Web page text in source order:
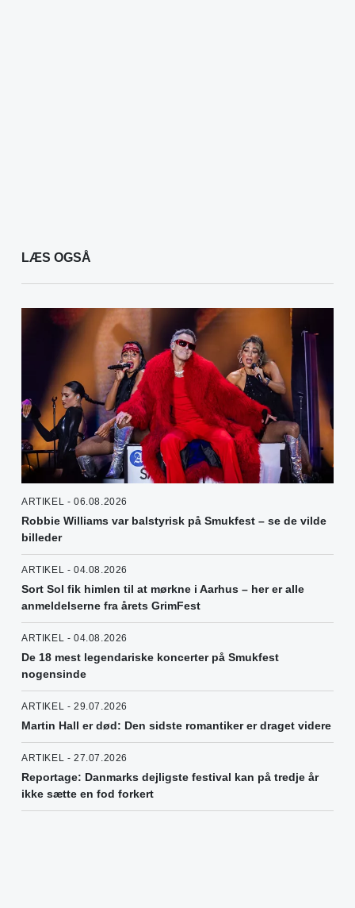
LÆS OGSÅ
ARTIKEL - 06.08.2026
Robbie Williams var balstyrisk på Smukfest – se de vilde
billeder
ARTIKEL - 04.08.2026
Sort Sol fik himlen til at mørkne i Aarhus – her er alle
anmeldelserne fra årets GrimFest
ARTIKEL - 04.08.2026
De 18 mest legendariske koncerter på Smukfest
nogensinde
ARTIKEL - 29.07.2026
Martin Hall er død: Den sidste romantiker er draget videre
ARTIKEL - 27.07.2026
Reportage: Danmarks dejligste festival kan på tredje år
ikke sætte en fod forkert